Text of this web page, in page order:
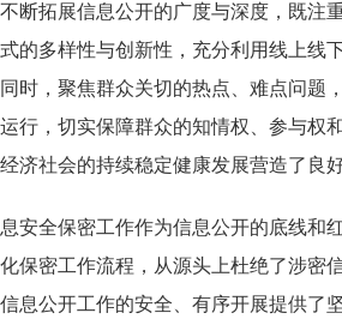
断拓展信息公开的广度与深度，既注
的多样性与创新性，充分利用线上线
时，聚焦群众关切的热点、难点问题
行，切实保障群众的知情权、参与权
济社会的持续稳定健康发展营造了良
安全保密工作作为信息公开的底线和
保密工作流程，从源头上杜绝了涉密
息公开工作的安全、有序开展提供了